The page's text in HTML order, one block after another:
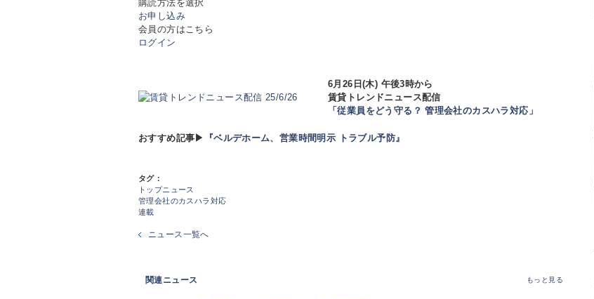
購読方法を選択
お申し込み
会員の方はこちら
ログイン
6月26日(木) 午後3時から
賃貸トレンドニュース配信
「従業員をどう守る？ 管理会社のカスハラ対応」
おすすめ記事▶ 『ベルデホーム、営業時間明示 トラブル予防』
タグ：
トップニュース
管理会社のカスハラ対応
連載
ニュース一覧へ
関連ニュース もっと見る